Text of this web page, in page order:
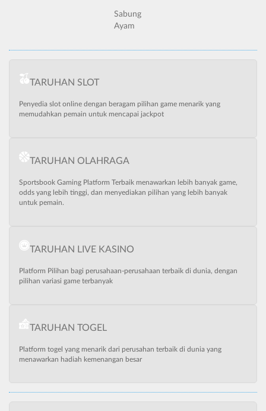
Sabung
Ayam
TARUHAN SLOT
Penyedia slot online dengan beragam pilihan game menarik yang
memudahkan pemain untuk mencapai jackpot
TARUHAN OLAHRAGA
Sportsbook Gaming Platform Terbaik menawarkan lebih banyak game,
odds yang lebih tinggi, dan menyediakan pilihan yang lebih banyak
untuk pemain.
TARUHAN LIVE KASINO
Platform Pilihan bagi perusahaan-perusahaan terbaik di dunia, dengan
pilihan variasi game terbanyak
TARUHAN TOGEL
Platform togel yang menarik dari perusahan terbaik di dunia yang
menawarkan hadiah kemenangan besar